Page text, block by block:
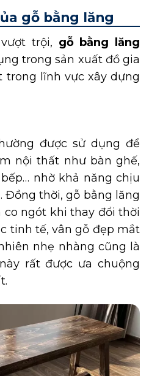
gỗ bằng lăng
trội, gỗ bằng lăng
trong sản xuất đồ gia
trong lĩnh vực xây dựng
được sử dụng để
nội thất như bàn ghế,
nhờ khả năng chịu
Đồng thời, gỗ bằng lăng
ngót khi thay đổi thời
tinh tế, vân gỗ đẹp mắt
nhẹ nhàng cũng là
rất được ưa chuộng